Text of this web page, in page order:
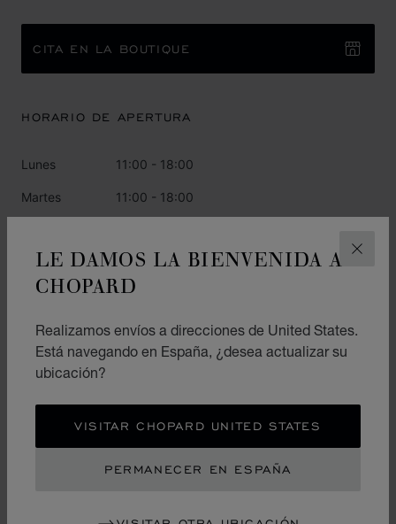
LE DAMOS LA BIENVENIDA A
CHOPARD
Realizamos envíos a direcciones de United States.
Está navegando en España, ¿desea actualizar su
ubicación?
VISITAR CHOPARD UNITED STATES
PERMANECER EN ESPAÑA
CITA EN LA BOUTIQUE
HORARIO DE APERTURA
Lunes 11:00 - 18:00
Martes 11:00 - 18:00
Jueves 11:00 - 18:00
Viernes 11:00 - 18:00
Sábado 11:00 - 18:00
Domingo 12:00 - 17:00
CATEGORÍAS